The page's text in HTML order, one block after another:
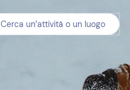
Cerca un’attività o un luogo